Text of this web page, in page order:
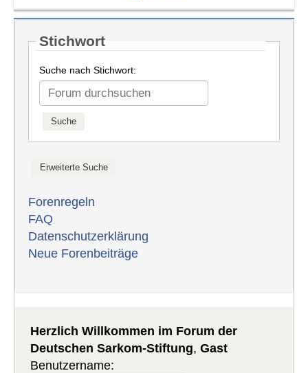
Stichwort
Suche nach Stichwort:
Forenregeln
FAQ
Datenschutzerklärung
Neue Forenbeiträge
Herzlich Willkommen im Forum der
Deutschen Sarkom-Stiftung,Gast
Benutzername: